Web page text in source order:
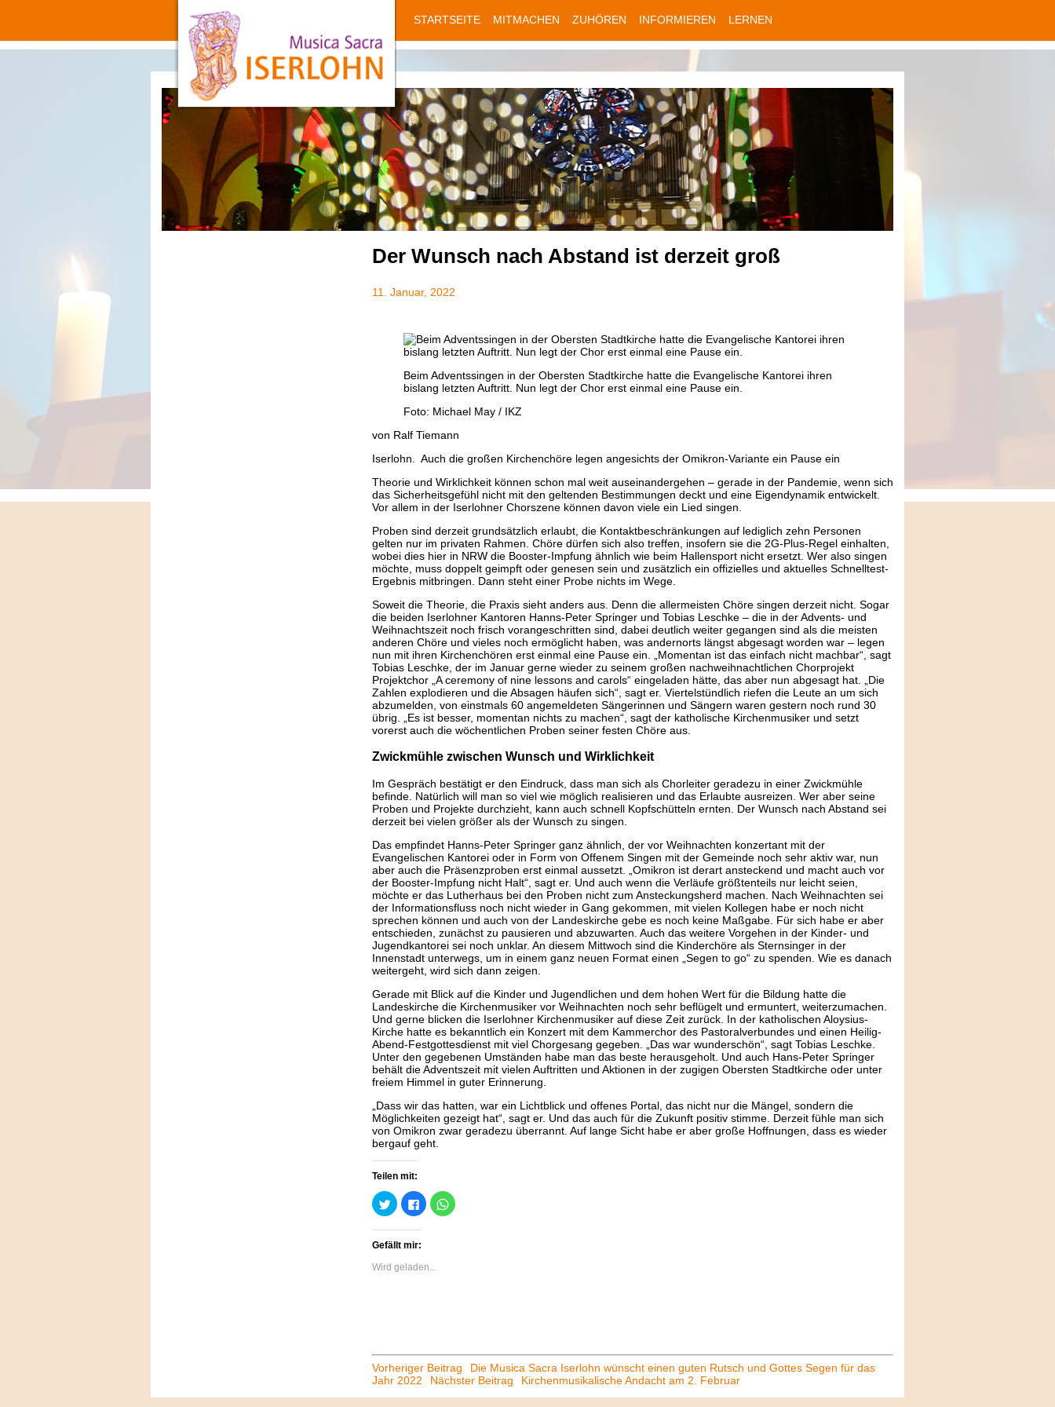
STARTSEITE MITMACHEN ZUHÖREN INFORMIEREN LERNEN
Der Wunsch nach Abstand ist derzeit groß
11. Januar, 2022
Beim Adventssingen in der Obersten Stadtkirche hatte die Evangelische Kantorei ihren
bislang letzten Auftritt. Nun legt der Chor erst einmal eine Pause ein.
Foto: Michael May / IKZ
von Ralf Tiemann
Iserlohn.
Auch die großen Kirchenchöre legen angesichts der Omikron-Variante ein Pause ein
Theorie und Wirklichkeit können schon mal weit auseinandergehen – gerade in der Pandemie, wenn sich
das Sicherheitsgefühl nicht mit den geltenden Bestimmungen deckt und eine Eigendynamik entwickelt.
Vor allem in der Iserlohner Chorszene können davon viele ein Lied singen.
Proben sind derzeit grundsätzlich erlaubt, die Kontaktbeschränkungen auf lediglich zehn Personen
gelten nur im privaten Rahmen. Chöre dürfen sich also treffen, insofern sie die 2G-Plus-Regel einhalten,
wobei dies hier in NRW die Booster-Impfung ähnlich wie beim Hallensport nicht ersetzt. Wer also singen
möchte, muss doppelt geimpft oder genesen sein und zusätzlich ein offizielles und aktuelles Schnelltest-
Ergebnis mitbringen. Dann steht einer Probe nichts im Wege.
Soweit die Theorie, die Praxis sieht anders aus. Denn die allermeisten Chöre singen derzeit nicht. Sogar
die beiden Iserlohner Kantoren Hanns-Peter Springer und Tobias Leschke – die in der Advents- und
Weihnachtszeit noch frisch vorangeschritten sind, dabei deutlich weiter gegangen sind als die meisten
anderen Chöre und vieles noch ermöglicht haben, was andernorts längst abgesagt worden war – legen
nun mit ihren Kirchenchören erst einmal eine Pause ein. „Momentan ist das einfach nicht machbar“, sagt
Tobias Leschke, der im Januar gerne wieder zu seinem großen nachweihnachtlichen Chorprojekt
Projektchor „A ceremony of nine lessons and carols“ eingeladen hätte, das aber nun abgesagt hat. „Die
Zahlen explodieren und die Absagen häufen sich“, sagt er. Viertelstündlich riefen die Leute an um sich
abzumelden, von einstmals 60 angemeldeten Sängerinnen und Sängern waren gestern noch rund 30
übrig. „Es ist besser, momentan nichts zu machen“, sagt der katholische Kirchenmusiker und setzt
vorerst auch die wöchentlichen Proben seiner festen Chöre aus.
Zwickmühle zwischen Wunsch und Wirklichkeit
Im Gespräch bestätigt er den Eindruck, dass man sich als Chorleiter geradezu in einer Zwickmühle
befinde. Natürlich will man so viel wie möglich realisieren und das Erlaubte ausreizen. Wer aber seine
Proben und Projekte durchzieht, kann auch schnell Kopfschütteln ernten. Der Wunsch nach Abstand sei
derzeit bei vielen größer als der Wunsch zu singen.
Das empfindet Hanns-Peter Springer ganz ähnlich, der vor Weihnachten konzertant mit der
Evangelischen Kantorei oder in Form von Offenem Singen mit der Gemeinde noch sehr aktiv war, nun
aber auch die Präsenzproben erst einmal aussetzt. „Omikron ist derart ansteckend und macht auch vor
der Booster-Impfung nicht Halt“, sagt er. Und auch wenn die Verläufe größtenteils nur leicht seien,
möchte er das Lutherhaus bei den Proben nicht zum Ansteckungsherd machen. Nach Weihnachten sei
der Informationsfluss noch nicht wieder in Gang gekommen, mit vielen Kollegen habe er noch nicht
sprechen können und auch von der Landeskirche gebe es noch keine Maßgabe. Für sich habe er aber
entschieden, zunächst zu pausieren und abzuwarten. Auch das weitere Vorgehen in der Kinder- und
Jugendkantorei sei noch unklar. An diesem Mittwoch sind die Kinderchöre als Sternsinger in der
Innenstadt unterwegs, um in einem ganz neuen Format einen „Segen to go“ zu spenden. Wie es danach
weitergeht, wird sich dann zeigen.
Gerade mit Blick auf die Kinder und Jugendlichen und dem hohen Wert für die Bildung hatte die
Landeskirche die Kirchenmusiker vor Weihnachten noch sehr beflügelt und ermuntert, weiterzumachen.
Und gerne blicken die Iserlohner Kirchenmusiker auf diese Zeit zurück. In der katholischen Aloysius-
Kirche hatte es bekanntlich ein Konzert mit dem Kammerchor des Pastoralverbundes und einen Heilig-
Abend-Festgottesdienst mit viel Chorgesang gegeben. „Das war wunderschön“, sagt Tobias Leschke.
Unter den gegebenen Umständen habe man das beste herausgeholt. Und auch Hans-Peter Springer
behält die Adventszeit mit vielen Auftritten und Aktionen in der zugigen Obersten Stadtkirche oder unter
freiem Himmel in guter Erinnerung.
„Dass wir das hatten, war ein Lichtblick und offenes Portal, das nicht nur die Mängel, sondern die
Möglichkeiten gezeigt hat“, sagt er. Und das auch für die Zukunft positiv stimme. Derzeit fühle man sich
von Omikron zwar geradezu überrannt. Auf lange Sicht habe er aber große Hoffnungen, dass es wieder
bergauf geht.
Teilen mit:
Klick,
um
über
Twitter
zu
teilen
in
neuem
Klick,
um
Facebook
in
Klicken,
um
Gefällt mir:
Wird geladen...
Beitrags-
Navigation
Vorheriger Beitrag
Die Musica Sacra Iserlohn wünscht einen guten Rutsch und Gottes Segen für das
Jahr 2022
Nächster Beitrag Kirchenmusikalische Andacht am 2. Februar